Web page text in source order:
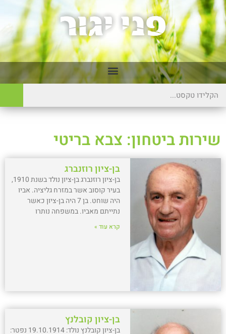
שירות ביטחון: צבא בריטי
בן-ציון רוזנברג
בן-ציון רוזנברג בן-ציון נולד בשנת 1910,
בעיר קוסוב אשר במזרח גליציה. אביו
היה שוחט. בן 7 היה בן-ציון כאשר
נתייתם מאביו. במשפחה נותרו
קרא עוד »
בן-ציון קובלנץ
בן-ציון קובלנץ נולד: 19.10.1914 נפטר: